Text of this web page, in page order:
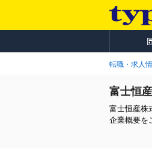
転職・求人
富士恒
富士恒産株
企業概要を